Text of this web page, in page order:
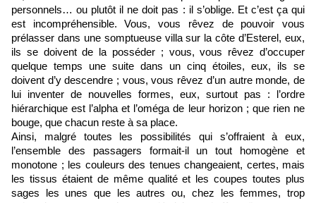
personnels… ou plutôt il ne doit pas : il s’oblige. Et c’est ça qui
est incompréhensible. Vous, vous rêvez de pouvoir vous
prélasser dans une somptueuse villa sur la côte d’Esterel, eux,
ils se doivent de la posséder ; vous, vous rêvez d’occuper
quelque temps une suite dans un cinq étoiles, eux, ils se
doivent d’y descendre ; vous, vous rêvez d’un autre monde, de
lui inventer de nouvelles formes, eux, surtout pas : l’ordre
hiérarchique est l’alpha et l’oméga de leur horizon ; que rien ne
bouge, que chacun reste à sa place.
Ainsi, malgré toutes les possibilités qui s’offraient à eux,
l’ensemble des passagers formait-il un tout homogène et
monotone ; les couleurs des tenues changeaient, certes, mais
les tissus étaient de même qualité et les coupes toutes plus
sages les unes que les autres ou, chez les femmes, trop